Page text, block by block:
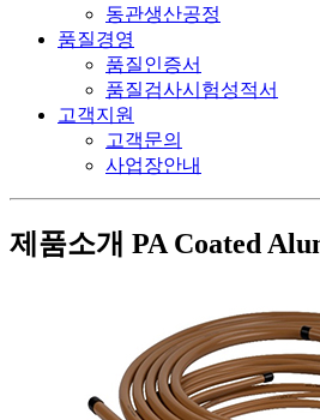
동관생산공정
품질경영
품질인증서
품질검사시험성적서
고객지원
고객문의
사업장안내
제품소개 PA Coated